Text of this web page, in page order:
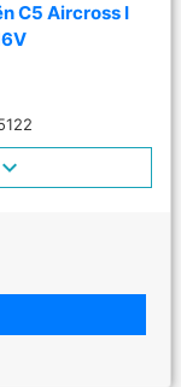
C5 Aircross I